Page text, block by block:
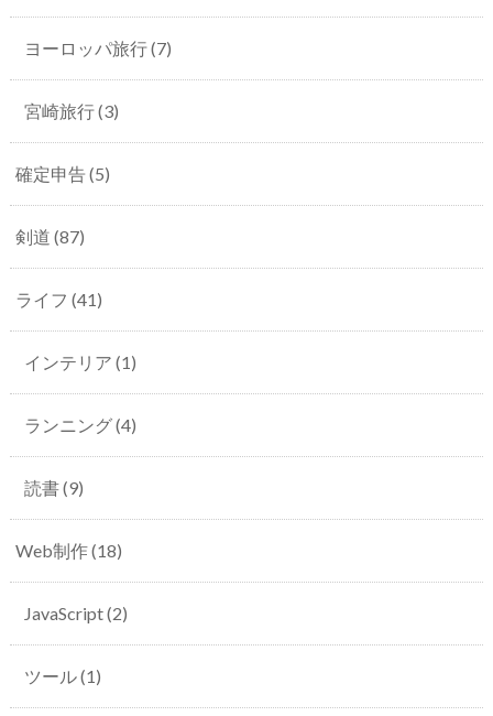
ヨーロッパ旅行(7)
宮崎旅行(3)
確定申告(5)
剣道 (87)
ライフ (41)
インテリア (1)
ランニング(4)
読書(9)
Web制作(18)
JavaScript(2)
ツール(1)